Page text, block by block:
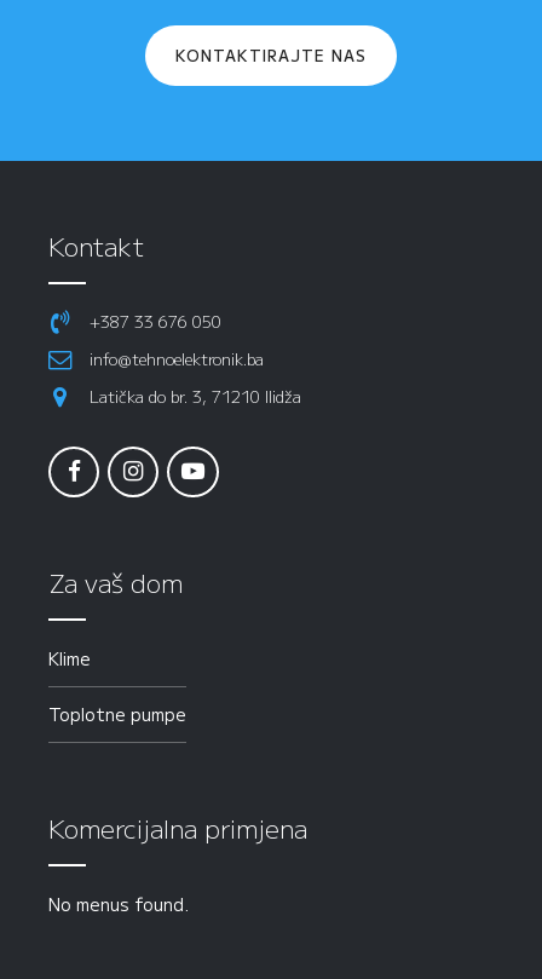
KONTAKTIRAJTE NAS
Kontakt
+387 33 676 050
info@tehnoelektronik.ba
Latička do br. 3, 71210 Ilidža
Za vaš dom
Klime
Toplotne pumpe
Komercijalna primjena
No menus found.